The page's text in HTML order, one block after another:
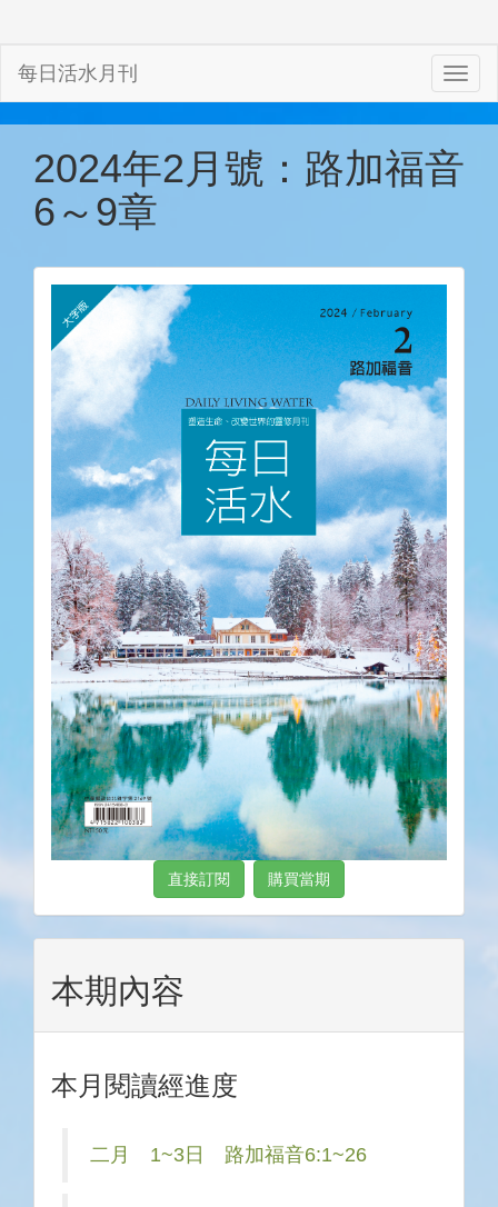
每日活水月刊
2024年2月號：路加福音
6～9章
直接訂閱 購買當期
本期內容
本月閱讀經進度
二月 1~3日 路加福音6:1~26